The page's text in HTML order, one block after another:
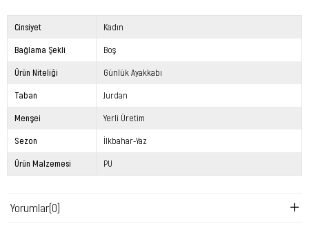
Cinsiyet Kadın
Bağlama Şekli Boş
Ürün Niteliği Günlük Ayakkabı
Taban Jurdan
Menşei Yerli Üretim
Sezon İlkbahar-Yaz
Ürün Malzemesi PU
Yorumlar(0)